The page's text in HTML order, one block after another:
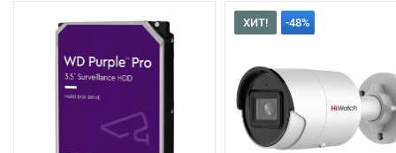
ХИТ! -48%